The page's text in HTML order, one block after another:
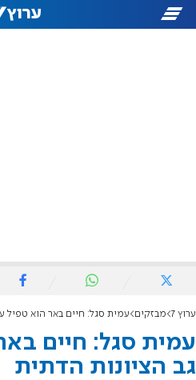
ערוץ 7 מבזקים עמית סגל: חיים באר הוא טפיל
עמית סגל: חיים
גב הציונות הדתית